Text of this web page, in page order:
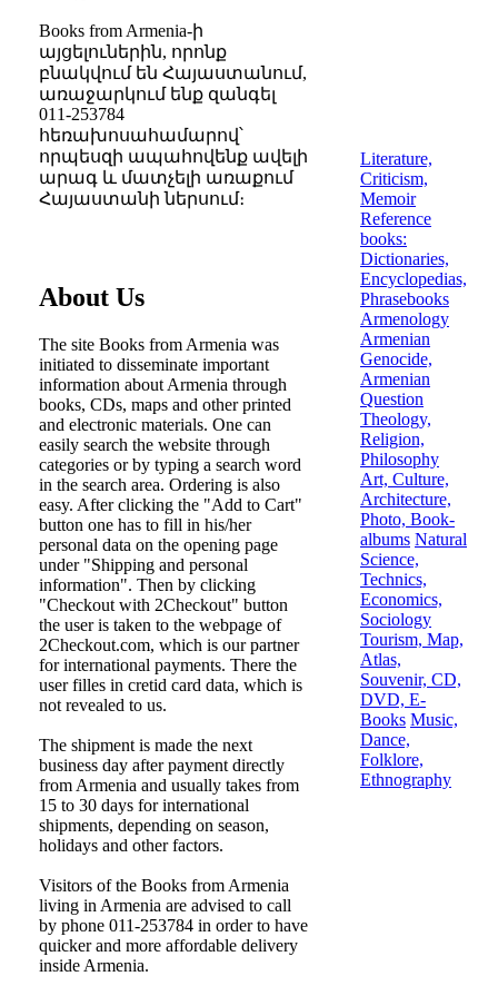
Books from Armenia-ի
այցելուներին, որոնք
բնակվում են Հայաստանում,
առաջարկում ենք զանգել
011-253784
հեռախոսահամարով՝
որպեսզի ապահովենք ավելի
արագ և մատչելի առաքում
Հայաստանի ներսում։
About Us
The site Books from Armenia was
initiated to disseminate important
information about Armenia through
books, CDs, maps and other printed
and electronic materials. One can
easily search the website through
categories or by typing a search word
in the search area. Ordering is also
easy. After clicking the "Add to Cart"
button one has to fill in his/her
personal data on the opening page
under "Shipping and personal
information". Then by clicking
"Checkout with 2Checkout" button
the user is taken to the webpage of
2Checkout.com, which is our partner
for international payments. There the
user filles in cretid card data, which is
not revealed to us.
The shipment is made the next
business day after payment directly
from Armenia and usually takes from
15 to 30 days for international
shipments, depending on season,
holidays and other factors.
Visitors of the Books from Armenia
living in Armenia are advised to call
by phone 011-253784 in order to have
quicker and more affordable delivery
inside Armenia.
Literature,
Criticism,
Memoir
Reference
books:
Dictionaries,
Encyclopedias,
Phrasebooks
Armenology
Armenian
Genocide,
Armenian
Question
Theology,
Religion,
Philosophy
Art, Culture,
Architecture,
Photo, Book-
albums Natural
Science,
Technics,
Economics,
Sociology
Tourism, Map,
Atlas,
Souvenir, CD,
DVD, E-
Books Music,
Dance,
Folklore,
Ethnography